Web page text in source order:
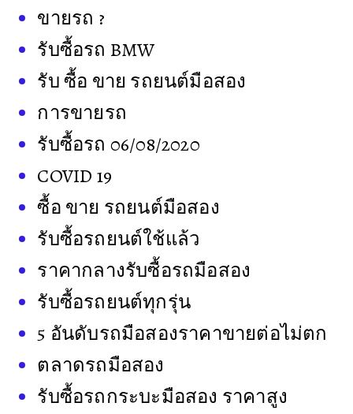
ขายรถ ?
รับซื้อรถ BMW
รับ ซื้อ ขาย รถยนต์มือสอง
การขายรถ
รับซื้อรถ 06/08/2020
COVID 19
ซื้อ ขาย รถยนต์มือสอง
รับซื้อรถยนต์ใช้แล้ว
ราคากลางรับซื้อรถมือสอง
รับซื้อรถยนต์ทุกรุ่น
5 อันดับรถมือสองราคาขายต่อไม่ตก
ตลาดรถมือสอง
รับซื้อรถกระบะมือสอง ราคาสูง